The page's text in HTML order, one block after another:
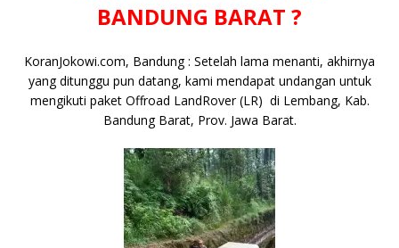
BANDUNG BARAT ?
KoranJokowi.com, Bandung : Setelah lama menanti, akhirnya
yang ditunggu pun datang, kami mendapat undangan untuk
mengikuti paket Offroad LandRover (LR) di Lembang, Kab.
Bandung Barat, Prov. Jawa Barat.